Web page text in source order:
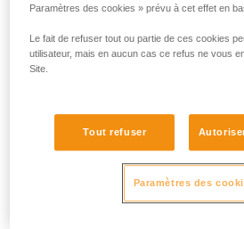
trou à une distance égale à
environ une longueur de
broche. Vous obtiendrez ainsi
Paramètres des cookies » prévu à cet effet en
Le fait de refuser tout ou partie de ces cookies
utilisateur, mais en aucun cas ce refus ne vous
Site.
Tout refuser
Paramètres des